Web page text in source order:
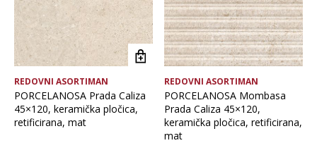
Debljina
Format pločice
Glavna boja
Namjena pločice
REDOVNI ASORTIMAN
PORCELANOSA Prada Caliza
45×120, keramička pločica,
retificirana, mat
REDOVNI ASORTIMAN
PORCELANOSA Mombasa
Prada Caliza 45×120,
keramička pločica, retificirana,
mat